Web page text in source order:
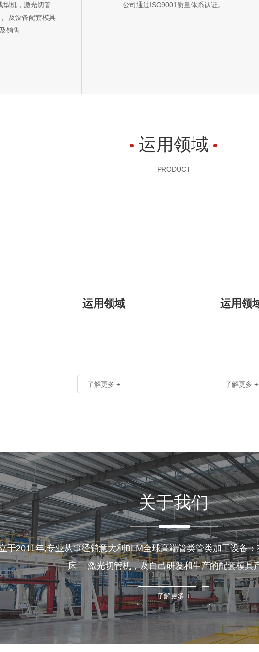
型机，激光切管
及设备配套模具
销售
公司通过ISO9001质量体系认证。
运用领域
PRODUCT
运用领域
了解更多 +
运用领
了解更多 +
关于我们
于2011年,专业从事经销意大利BLM全球高端管类管类加工设备
床， 激光切管机，及自己研发和生产的配套模具
了解更多 +